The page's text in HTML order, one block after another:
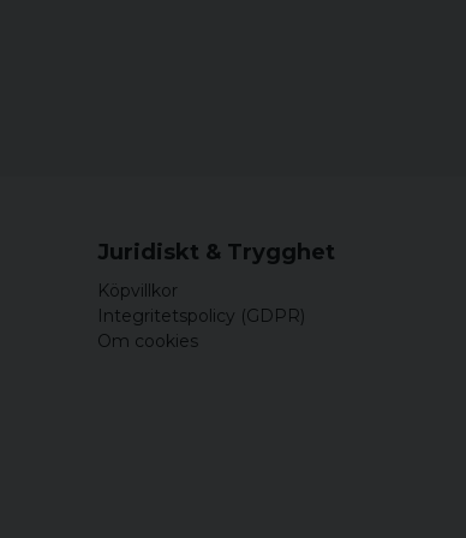
Juridiskt & Trygghet
Köpvillkor
Integritetspolicy (GDPR)
Om cookies